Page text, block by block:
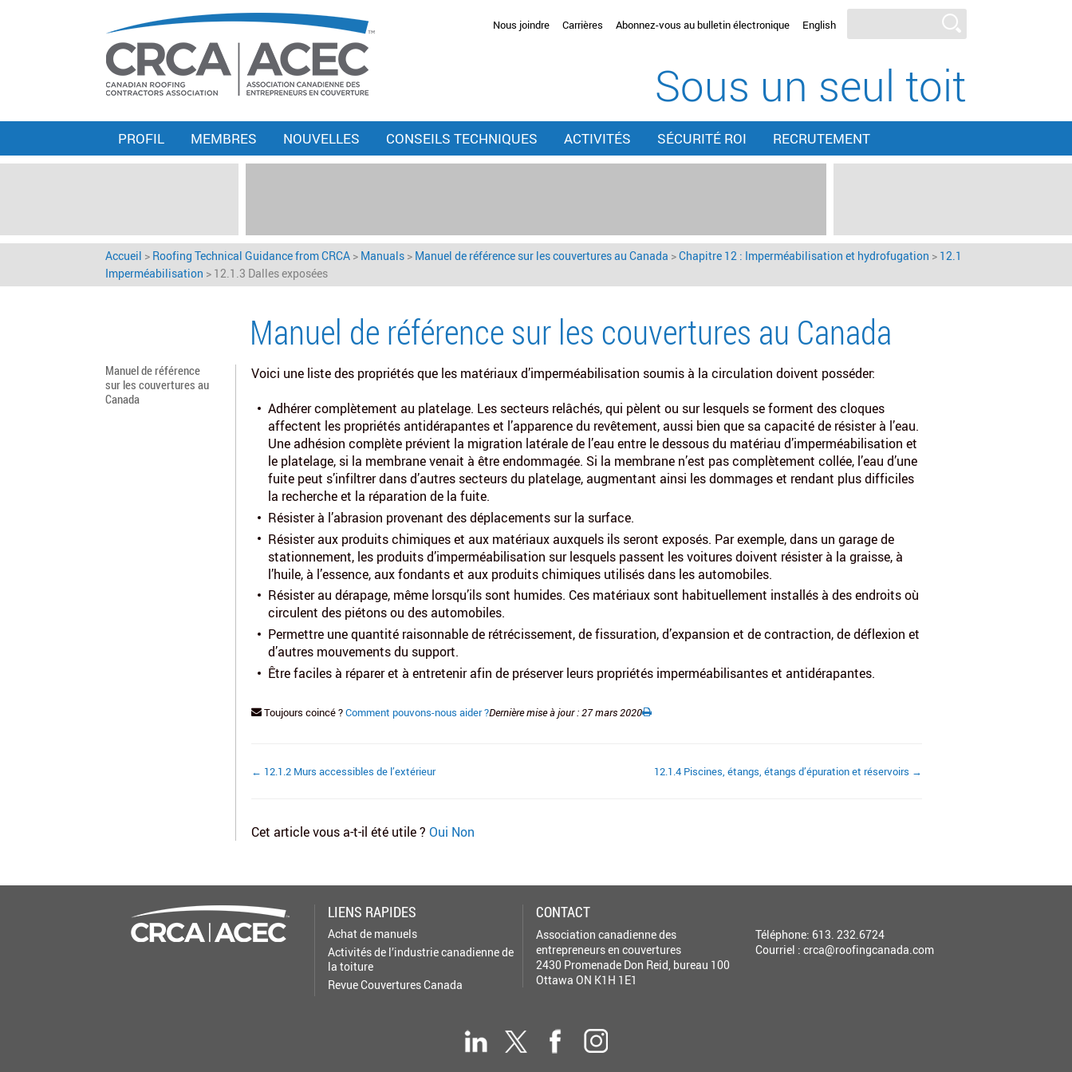
Nous joindre Carrières Abonnez-vous au bulletin électronique English
Sous un seul toit
PROFIL MEMBRES NOUVELLES CONSEILS TECHNIQUES ACTIVITÉS SÉCURITÉ ROI RECRUTEMENT
Accueil > Roofing Technical Guidance from CRCA > Manuals > Manuel de référence sur les couvertures au Canada >Chapitre 12 : Imperméabilisation et hydrofugation > 12.1
Imperméabilisation > 12.1.3 Dalles exposées
Manuel de référence
sur les couvertures au
Canada
Manuel de référence sur les couvertures au Canada
Voici une liste des propriétés que les matériaux d’imperméabilisation soumis à la circulation doivent posséder:
Adhérer complètement au platelage. Les secteurs relâchés, qui pèlent ou sur lesquels se forment des cloques
affectent les propriétés antidérapantes et l’apparence du revêtement, aussi bien que sa capacité de résister à l’eau.
Une adhésion complète prévient la migration latérale de l’eau entre le dessous du matériau d’imperméabilisation et
le platelage, si la membrane venait à être endommagée. Si la membrane n’est pas complètement collée, l’eau d’une
fuite peut s’infiltrer dans d’autres secteurs du platelage, augmentant ainsi les dommages et rendant plus difficiles
la recherche et la réparation de la fuite.
Résister à l’abrasion provenant des déplacements sur la surface.
Résister aux produits chimiques et aux matériaux auxquels ils seront exposés. Par exemple, dans un garage de
stationnement, les produits d’imperméabilisation sur lesquels passent les voitures doivent résister à la graisse, à
l’huile, à l’essence, aux fondants et aux produits chimiques utilisés dans les automobiles.
Résister au dérapage, même lorsqu’ils sont humides. Ces matériaux sont habituellement installés à des endroits où
circulent des piétons ou des automobiles.
Permettre une quantité raisonnable de rétrécissement, de fissuration, d’expansion et de contraction, de déflexion et
d’autres mouvements du support.
Être faciles à réparer et à entretenir afin de préserver leurs propriétés imperméabilisantes et antidérapantes.
Toujours coincé ?Comment pouvons-nous aider ?Dernière mise à jour : 27 mars 2020
Navigation
← 12.1.2 Murs accessibles de l’extérieur 12.1.4 Piscines, étangs, étangs d’épuration et réservoirs →
Cet article vous a-t-il été utile ?Oui Non
LIENS RAPIDES
Achat de manuels
Activités de l’industrie canadienne de
la toiture
Revue Couvertures Canada
CONTACT
Association canadienne des
entrepreneurs en couvertures
2430 Promenade Don Reid, bureau 100
Ottawa ON K1H 1E1
Téléphone: 613. 232.6724
Courriel : crca@roofingcanada.com